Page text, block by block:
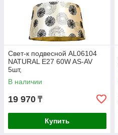
Свет-к подвесной AL06104
NATURAL E27 60W AS-AV
5шт,
В наличии
19 970 ₸
Купить